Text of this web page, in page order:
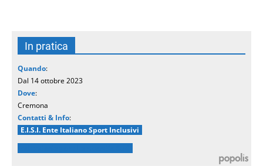
In pratica
Quando:
Dal 14 ottobre 2023
Dove:
Cremona
Contatti & Info:
E.I.S.I. Ente Italiano Sport Inclusivi